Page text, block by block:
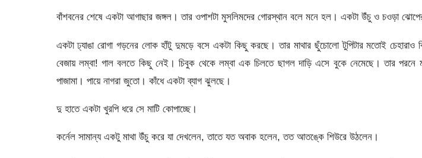
বাঁশবনের শেষে একটা আগাছার জঙ্গল। তার ওপাশটা মুসলিমদের গোরস্থান বলে মনে হল। একটা উঁচু ও চওড়া
একটা ঢ্যাঙা রোগা গড়নের লোক হাঁটু দুমড়ে বসে একটা কিছু করছে। তার মাথার ছুঁচোলো টুপিটার মতোই চেহারাও
বেজায় লম্বা! গাল বলতে কিছু নেই। চিবুক থেকে লম্বা এক চিলতে ছাগল দাড়ি এসে বুকে নেমেছে। তার
পাজামা। পায়ে নাগরা জুতো। কাঁধে একটা ব্যাগ ঝুলছে।
দু হাতে একটা খুরপি ধরে সে মাটি কোপাচ্ছে।
কর্নেল সামান্য একটু মাথা উঁচু করে যা দেখলেন, তাতে যত অবাক হলেন, তত আতঙ্কে শিউরে উঠলেন।